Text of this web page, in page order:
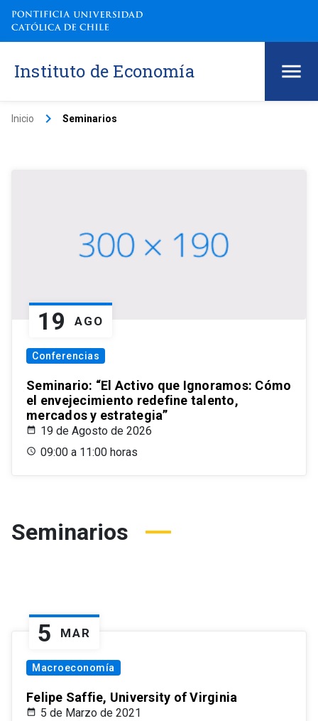
Instituto de Economía
Inicio keyboard_arrow_right Seminarios
19 AGO
Conferencias
Seminario: “El Activo que Ignoramos: Cómo
el envejecimiento redefine talento,
mercados y estrategia”
19 de Agosto de 2026
09:00 a 11:00 horas
Seminarios
5 MAR
Macroeconomía
Felipe Saffie, University of Virginia
5 de Marzo de 2021